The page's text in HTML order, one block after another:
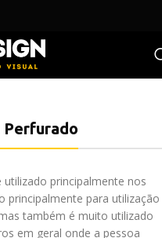
principalmente nos
principalmente para utilização
também é muito utilizado
em geral onde a pessoa